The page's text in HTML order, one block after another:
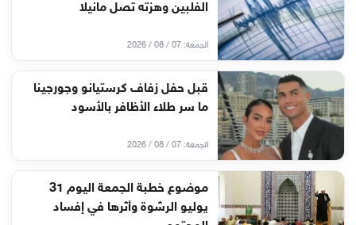
الفلبين وهزته تصل مانيلا
الجمعة: 07 / 08 / 2026
قبل حفل زفاف كرستيانو وجورجينا
ما سر طلاء الأظافر بالأسود
الجمعة: 07 / 08 / 2026
موضوع خطبة الجمعة اليوم 31
يوليو الرشوة وأثرها في إفساد